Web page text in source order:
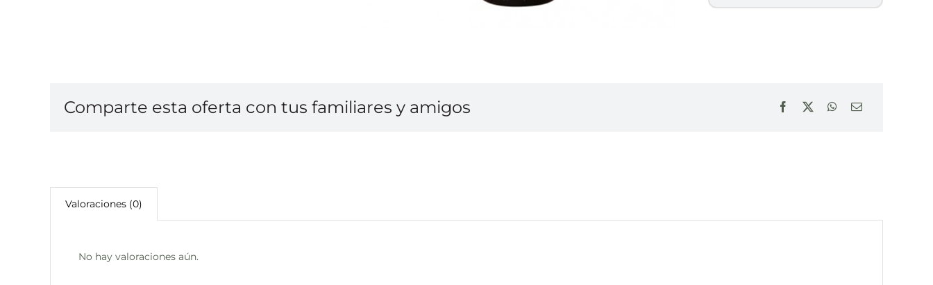
Comparte esta oferta con tus familiares y amigos
Valoraciones (0)
No hay valoraciones aún.